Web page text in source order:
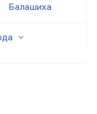
Балашиха